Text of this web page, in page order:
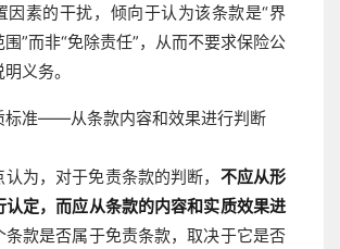
因素的干扰，倾向于认为该条款是“界
”而非“免除责任”，从而不要求保险公
义务。
标准——从条款内容和效果进行判断
为，对于免责条款的判断， 不应从形
认定，而应从条款的内容和实质效果进
条款是否属于免责条款，取决于它是否